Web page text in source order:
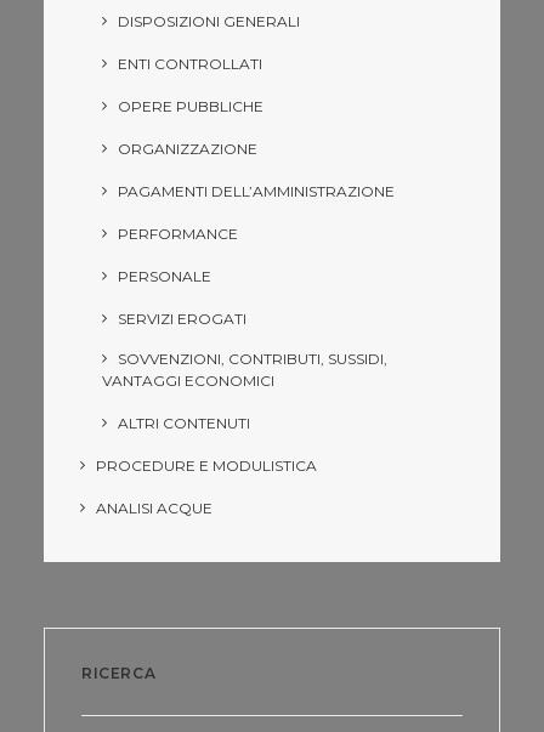
DISPOSIZIONI GENERALI
ENTI CONTROLLATI
OPERE PUBBLICHE
ORGANIZZAZIONE
PAGAMENTI DELL’AMMINISTRAZIONE
PERFORMANCE
PERSONALE
SERVIZI EROGATI
SOVVENZIONI, CONTRIBUTI, SUSSIDI,
VANTAGGI ECONOMICI
ALTRI CONTENUTI
PROCEDURE E MODULISTICA
ANALISI ACQUE
RICERCA